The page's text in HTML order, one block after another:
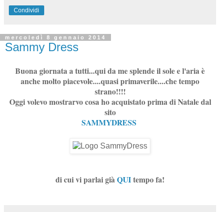
Condividi
mercoledì 8 gennaio 2014
Sammy Dress
Buona giornata a tutti...qui da me splende il sole e l'aria è
anche molto piacevole....quasi primaverile....che tempo
strano!!!!
Oggi volevo mostrarvo cosa ho acquistato prima di Natale dal
sito
SAMMYDRESS
di cui vi parlai giàQUItempo fa!